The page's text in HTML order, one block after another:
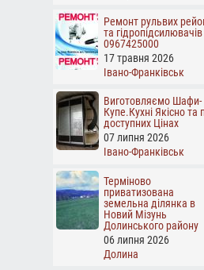
Ремонт рульвих
та гідропідсилювачів
0967425000
17 травня 2026
Івано-Франківськ
Виготовляємо Шафи-
Купе.Кухні Якісно та
доступних Цінах
07 липня 2026
Івано-Франківськ
Терміново
приватизована
земельна ділянка в
Новий Мізунь
Долинського району
06 липня 2026
Долина